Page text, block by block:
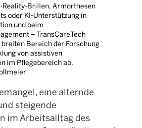
Reality-Brillen, Armorthesen
oder KI-Unterstützung in
und beim
– TransCareTech
Bereich der Forschung
von assistiven
im Pflegebereich ab.
eine alternde
steigende
im Arbeitsalltag des